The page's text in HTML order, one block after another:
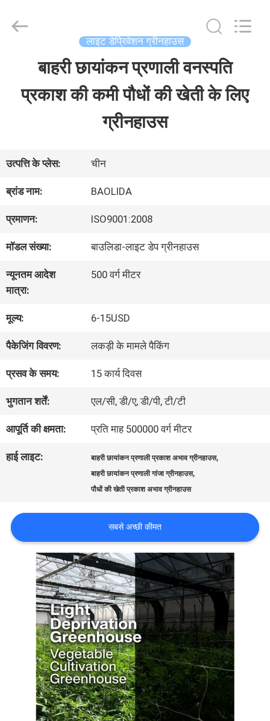
वीआर
शो
हमारे
बारे
में
कारखाना
गुणवत्ता
नियंत्रण
समाचार
गोपनीयता
Pipe
Reserved.
लाइट डेप्रिवेशन ग्रीनहाउस
बाहरी छायांकन प्रणाली वनस्पति
प्रकाश की कमी पौधों की खेती के लिए
ग्रीनहाउस
उत्पत्ति के प्लेस: चीन
ब्रांड नाम: BAOLIDA
प्रमाणन: ISO9001:2008
मॉडल संख्या: बाउलिडा-लाइट डेप ग्रीनहाउस
न्यूनतम आदेश
मात्रा:
500 वर्ग मीटर
मूल्य: 6-15USD
पैकेजिंग विवरण: लकड़ी के मामले पैकिंग
प्रसव के समय: 15 कार्य दिवस
भुगतान शर्तें: एल/सी, डी/ए, डी/पी, टी/टी
आपूर्ति की क्षमता: प्रति माह 500000 वर्ग मीटर
हाई लाइट: बाहरी छायांकन प्रणाली प्रकाश अभाव ग्रीनहाउस,
बाहरी छायांकन प्रणाली गांजा ग्रीनहाउस,
पौधों की खेती प्रकाश अभाव ग्रीनहाउस
सबसे अच्छी कीमत